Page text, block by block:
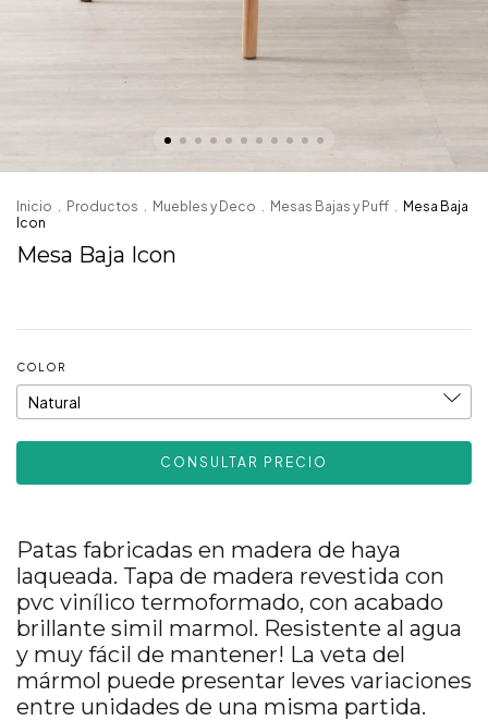
Inicio . Productos . Muebles y Deco . Mesas Bajas y Puff . Mesa Baja
Icon
Mesa Baja Icon
COLOR
Patas fabricadas en madera de haya
laqueada. Tapa de madera revestida con
pvc vinílico termoformado, con acabado
brillante simil marmol. Resistente al agua
y muy fácil de mantener! La veta del
mármol puede presentar leves variaciones
entre unidades de una misma partida.